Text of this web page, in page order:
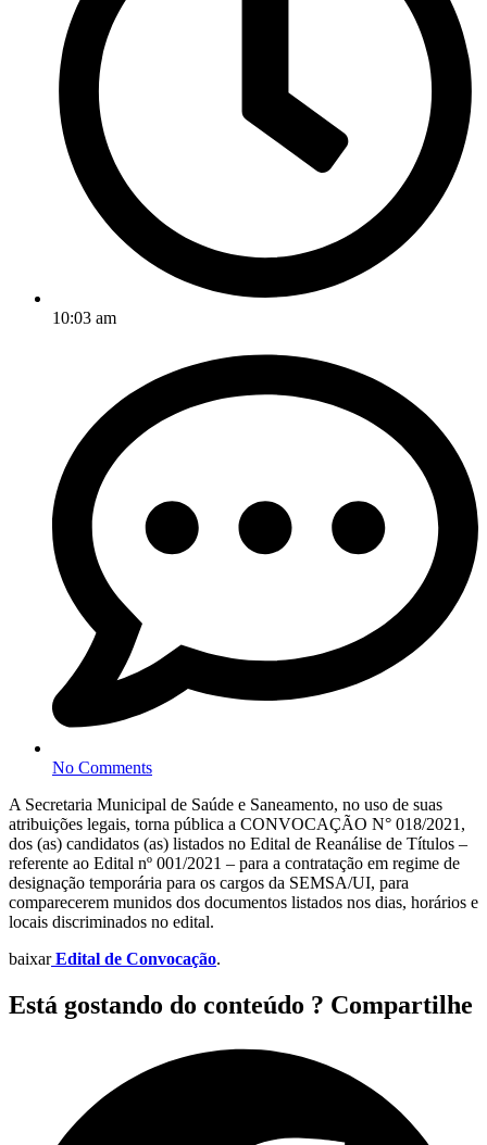
10:03 am
No Comments
A Secretaria Municipal de Saúde e Saneamento, no uso de suas
atribuições legais, torna pública a CONVOCAÇÃO N° 018/2021,
dos (as) candidatos (as) listados no Edital de Reanálise de Títulos –
referente ao Edital nº 001/2021 – para a contratação em regime de
designação temporária para os cargos da SEMSA/UI, para
comparecerem munidos dos documentos listados nos dias, horários e
locais discriminados no edital.
baixarEdital de Convocação.
Está gostando do conteúdo ? Compartilhe